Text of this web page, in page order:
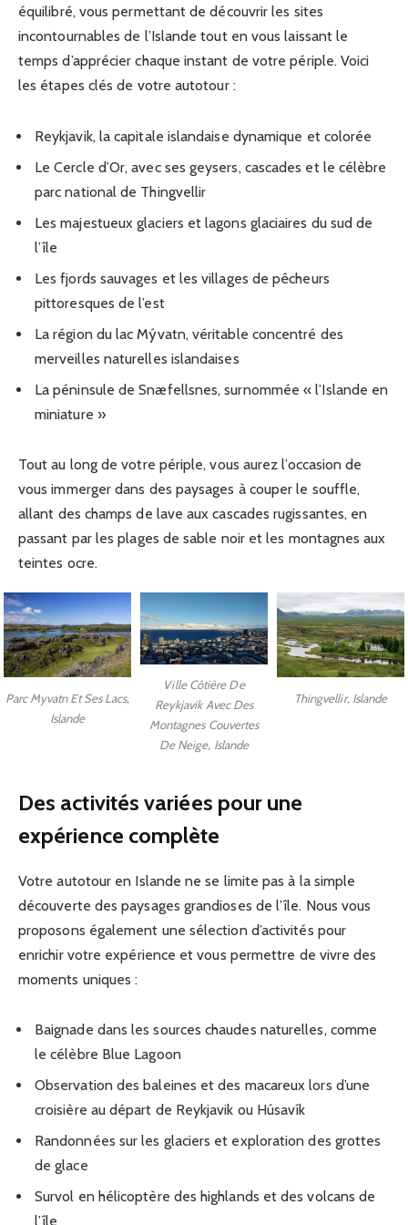
équilibré, vous permettant de découvrir les sites
incontournables de l’Islande tout en vous laissant le
temps d’apprécier chaque instant de votre périple. Voici
les étapes clés de votre autotour :
Reykjavik, la capitale islandaise dynamique et colorée
Le Cercle d’Or, avec ses geysers, cascades et le célèbre
parc national de Thingvellir
Les majestueux glaciers et lagons glaciaires du sud de
l’île
Les fjords sauvages et les villages de pêcheurs
pittoresques de l’est
La région du lac Mývatn, véritable concentré des
merveilles naturelles islandaises
La péninsule de Snæfellsnes, surnommée « l’Islande en
miniature »
Tout au long de votre périple, vous aurez l’occasion de
vous immerger dans des paysages à couper le souffle,
allant des champs de lave aux cascades rugissantes, en
passant par les plages de sable noir et les montagnes aux
teintes ocre.
Parc Myvatn Et Ses Lacs,
Islande
Ville Côtière De
Reykjavik Avec Des
Montagnes Couvertes
De Neige, Islande
Thingvellir, Islande
Des activités variées pour une
expérience complète
Votre autotour en Islande ne se limite pas à la simple
découverte des paysages grandioses de l’île. Nous vous
proposons également une sélection d’activités pour
enrichir votre expérience et vous permettre de vivre des
moments uniques :
Baignade dans les sources chaudes naturelles, comme
le célèbre Blue Lagoon
Observation des baleines et des macareux lors d’une
croisière au départ de Reykjavik ou Húsavík
Randonnées sur les glaciers et exploration des grottes
de glace
Survol en hélicoptère des highlands et des volcans de
l’île